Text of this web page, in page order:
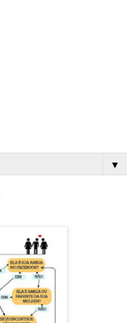
▼